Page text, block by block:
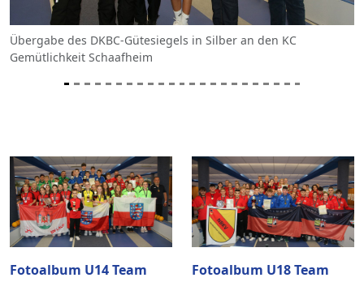
Übergabe des DKBC-Gütesiegels in Silber an den KC
Gemütlichkeit Schaafheim
Fotoalbum U14 Team Fotoalbum U18 Team